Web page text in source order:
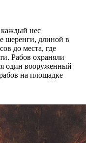
нес
шеренги, длиной в
до места, где
Рабов охраняли
один вооруженный
на площадке